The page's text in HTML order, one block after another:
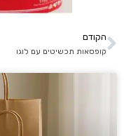
הקודם
קופסאות תכשיטים עם לוגו